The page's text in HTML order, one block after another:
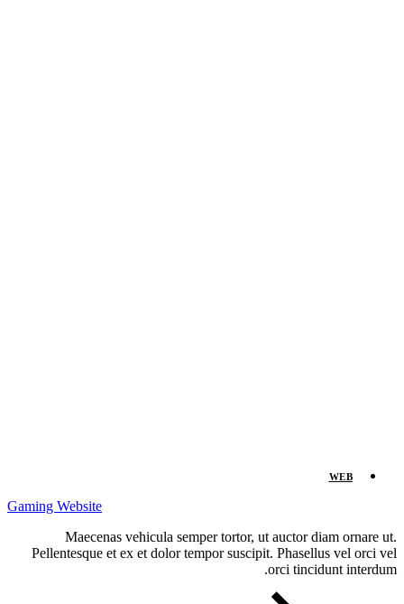
WEB
Gaming Website
Maecenas vehicula semper tortor, ut auctor diam ornare ut.
Pellentesque et ex et dolor tempor suscipit. Phasellus vel orci vel
orci tincidunt interdum.